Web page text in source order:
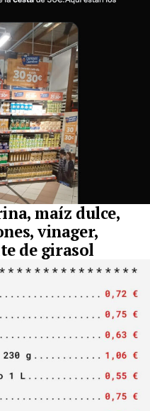
maíz dulce,
vinager,
de girasol